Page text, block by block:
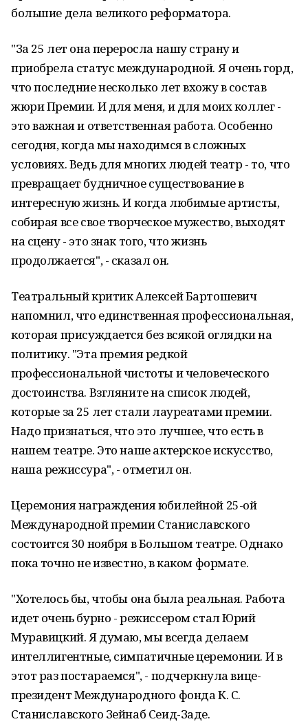
большие дела великого реформатора.
"За 25 лет она переросла нашу страну и
приобрела статус международной. Я очень горд,
что последние несколько лет вхожу в состав
жюри Премии. И для меня, и для моих коллег -
это важная и ответственная работа. Особенно
сегодня, когда мы находимся в сложных
условиях. Ведь для многих людей театр - то, что
превращает будничное существование в
интересную жизнь. И когда любимые артисты,
собирая все свое творческое мужество, выходят
на сцену - это знак того, что жизнь
продолжается", - сказал он.
Театральный критик Алексей Бартошевич
напомнил, что единственная профессиональная,
которая присуждается без всякой оглядки на
политику. "Эта премия редкой
профессиональной чистоты и человеческого
достоинства. Взгляните на список людей,
которые за 25 лет стали лауреатами премии.
Надо признаться, что это лучшее, что есть в
нашем театре. Это наше актерское искусство,
наша режиссура", - отметил он.
Церемония награждения юбилейной 25-ой
Международной премии Станиславского
состоится 30 ноября в Большом театре. Однако
пока точно не известно, в каком формате.
"Хотелось бы, чтобы она была реальная. Работа
идет очень бурно - режиссером стал Юрий
Муравицкий. Я думаю, мы всегда делаем
интеллигентные, симпатичные церемонии. И в
этот раз постараемся", - подчеркнула вице-
президент Международного фонда К. С.
Станиславского Зейнаб Сеид-Заде.